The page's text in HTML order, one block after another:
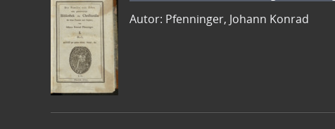
Autor: Pfenninger, Johann Konrad